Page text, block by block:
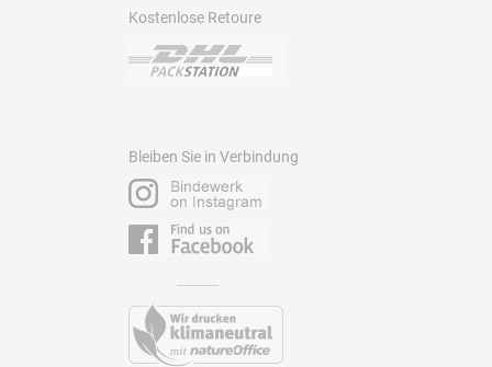
Kostenlose Retoure
Bleiben Sie in Verbindung